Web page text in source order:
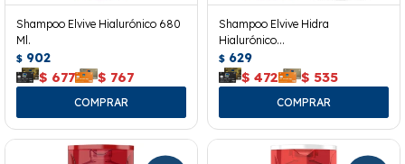
Shampoo Elvive Hialurónico 680
Ml.
$ 902
$ 677 $ 767
Shampoo Elvive Hidra
Hialurónico
370ml+acondicionador 200ml
$ 629
$ 472 $ 535